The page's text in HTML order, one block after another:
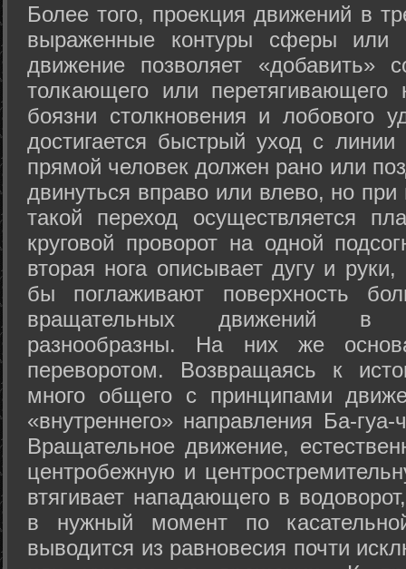
Более того, проекция движений в
выраженные контуры сферы или
движение позволяет «добавить»
толкающего или перетягивающего
боязни столкновения и лобового
достигается быстрый уход с
прямой человек должен рано или
двинуться вправо или влево, но
такой переход осуществляется
круговой проворот на одной
вторая нога описывает дугу и
бы поглаживают поверхность
вращательных движений в
разнообразны. На них же
переворотом. Возвращаясь к
много общего с принципами
«внутреннего» направления Ба-
Вращательное движение,
центробежную и
втягивает нападающего в
в нужный момент по
выводится из равновесия почти